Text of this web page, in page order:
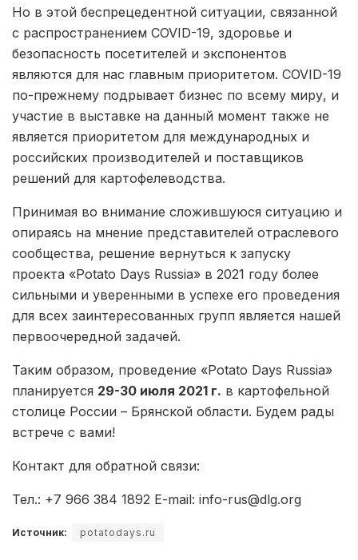
Но в этой беспрецедентной ситуации, связанной
с распространением COVID-19, здоровье и
безопасность посетителей и экспонентов
являются для нас главным приоритетом. COVID-19
по-прежнему подрывает бизнес по всему миру, и
участие в выставке на данный момент также не
является приоритетом для международных и
российских производителей и поставщиков
решений для картофелеводства.
Принимая во внимание сложившуюся ситуацию и
опираясь на мнение представителей отраслевого
сообщества, решение вернуться к запуску
проекта «Potato Days Russia» в 2021 году более
сильными и уверенными в успехе его проведения
для всех заинтересованных групп является нашей
первоочередной задачей.
Таким образом, проведение «Potato Days Russia»
планируется 29-30 июля 2021 г. в картофельной
столице России – Брянской области. Будем рады
встрече с вами!
Контакт для обратной связи:
Тел.: +7 966 384 1892 E-mail: info-rus@dlg.org
Источник: potatodays.ru